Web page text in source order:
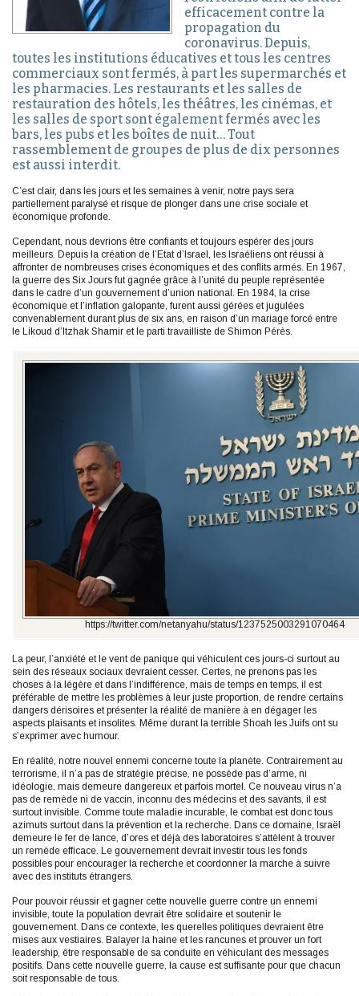
efficacement contre la
propagation du
coronavirus. Depuis,
toutes les institutions éducatives et tous les centres
commerciaux sont fermés, à part les supermarchés et
les pharmacies. Les restaurants et les salles de
restauration des hôtels, les théâtres, les cinémas, et
les salles de sport sont également fermés avec les
bars, les pubs et les boîtes de nuit… Tout
rassemblement de groupes de plus de dix personnes
est aussi interdit.
C’est clair, dans les jours et les semaines à venir, notre pays sera
partiellement paralysé et risque de plonger dans une crise sociale et
économique profonde.
Cependant, nous devrions être confiants et toujours espérer des jours
meilleurs. Depuis la création de l’Etat d’Israel, les Israéliens ont réussi à
affronter de nombreuses crises économiques et des conflits armés. En 1967,
la guerre des Six Jours fut gagnée grâce à l’unité du peuple représentée
dans le cadre d’un gouvernement d’union national. En 1984, la crise
économique et l’inflation galopante, furent aussi gérées et jugulées
convenablement durant plus de six ans, en raison d’un mariage forcé entre
le Likoud d’Itzhak Shamir et le parti travailliste de Shimon Pérès.
https://twitter.com/netanyahu/status/1237525003291070464
La peur, l’anxiété et le vent de panique qui véhiculent ces jours-ci surtout au
sein des réseaux sociaux devraient cesser. Certes, ne prenons pas les
choses à la légère et dans l’indifférence, mais de temps en temps, il est
préférable de mettre les problèmes à leur juste proportion, de rendre certains
dangers dérisoires et présenter la réalité de manière à en dégager les
aspects plaisants et insolites. Même durant la terrible Shoah les Juifs ont su
s’exprimer avec humour.
En réalité, notre nouvel ennemi concerne toute la planète. Contrairement au
terrorisme, il n’a pas de stratégie précise, ne possède pas d’arme, ni
idéologie, mais demeure dangereux et parfois mortel. Ce nouveau virus n’a
pas de remède ni de vaccin, inconnu des médecins et des savants, il est
surtout invisible. Comme toute maladie incurable, le combat est donc tous
azimuts surtout dans la prévention et la recherche. Dans ce domaine, Israël
demeure le fer de lance, d’ores et déjà des laboratoires s’attèlent à trouver
un remède efficace. Le gouvernement devrait investir tous les fonds
possibles pour encourager la recherche et coordonner la marche à suivre
avec des instituts étrangers.
Pour pouvoir réussir et gagner cette nouvelle guerre contre un ennemi
invisible, toute la population devrait être solidaire et soutenir le
gouvernement. Dans ce contexte, les querelles politiques devraient être
mises aux vestiaires. Balayer la haine et les rancunes et prouver un fort
leadership, être responsable de sa conduite en véhiculant des messages
positifs. Dans cette nouvelle guerre, la cause est suffisante pour que chacun
soit responsable de tous.